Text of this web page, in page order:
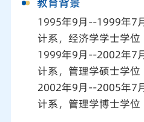
1995年9月--1999年7
计系，经济学学士学位
1999年9月--2002年7
计系，管理学硕士学位
2002年9月--2005年7
计系，管理学博士学位